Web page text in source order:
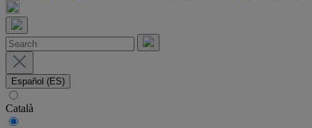
Español (ES)
Català